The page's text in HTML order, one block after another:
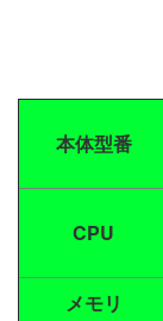
本体型番
CPU
メモリ